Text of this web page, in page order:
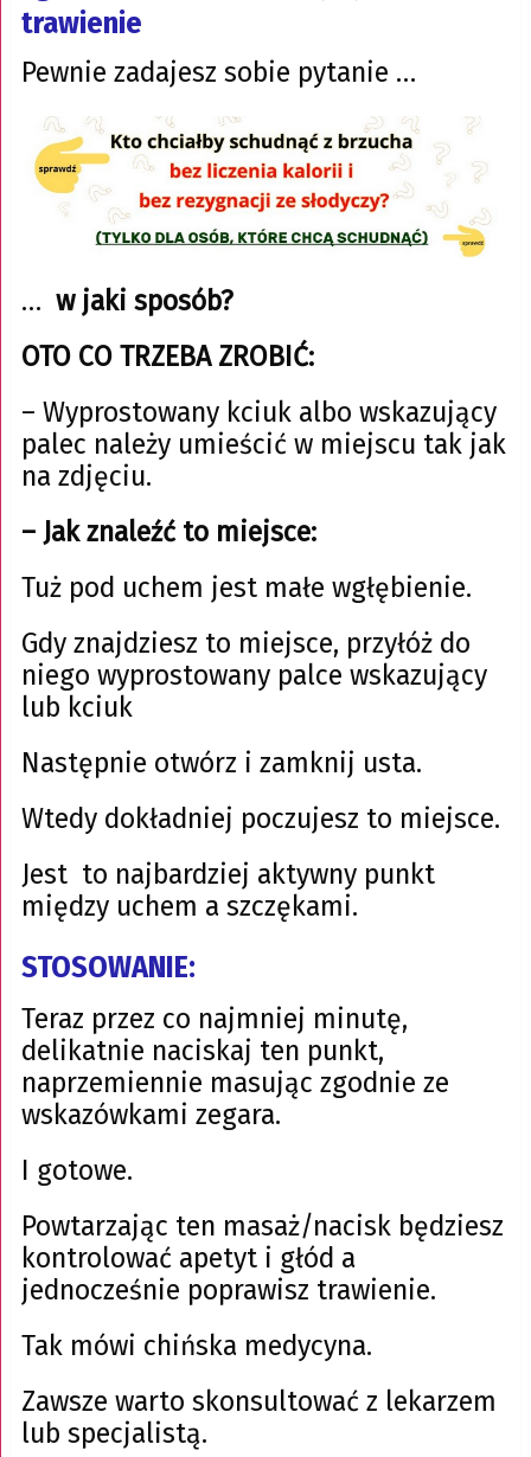
trawienie
Pewnie zadajesz sobie pytanie …
… w jaki sposób?
OTO CO TRZEBA ZROBIĆ:
– Wyprostowany kciuk albo wskazujący
palec należy umieścić w miejscu tak jak
na zdjęciu.
– Jak znaleźć to miejsce:
Tuż pod uchem jest małe wgłębienie.
Gdy znajdziesz to miejsce, przyłóż do
niego wyprostowany palce wskazujący
lub kciuk
Następnie otwórz i zamknij usta.
Wtedy dokładniej poczujesz to miejsce.
Jest to najbardziej aktywny punkt
między uchem a szczękami.
STOSOWANIE:
Teraz przez co najmniej minutę,
delikatnie naciskaj ten punkt,
naprzemiennie masując zgodnie ze
wskazówkami zegara.
I gotowe.
Powtarzając ten masaż/nacisk będziesz
kontrolować apetyt i głód a
jednocześnie poprawisz trawienie.
Tak mówi chińska medycyna.
Zawsze warto skonsultować z lekarzem
lub specjalistą.